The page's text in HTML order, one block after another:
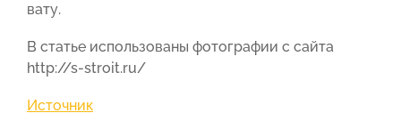
вату.
В статье использованы фотографии с сайта
http://s-stroit.ru/
Источник